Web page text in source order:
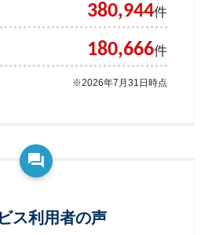
380,944件
180,666件
※2026年7月31日時点
ス利用者の声